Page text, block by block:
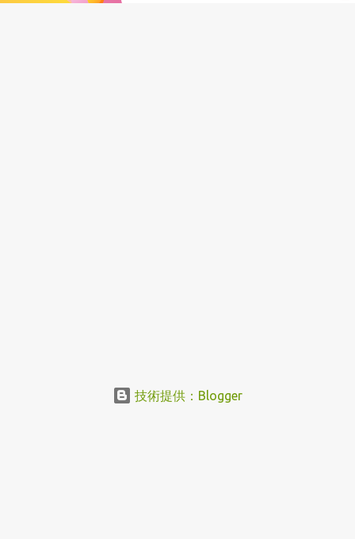
技術提供：Blogger